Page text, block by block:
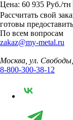
Цена: 60 935 Руб./тн
Рассчитать свой
готовы
По всем вопросам
zakaz@my-metal.ru
Москва, ул.
8-800-300-38-12